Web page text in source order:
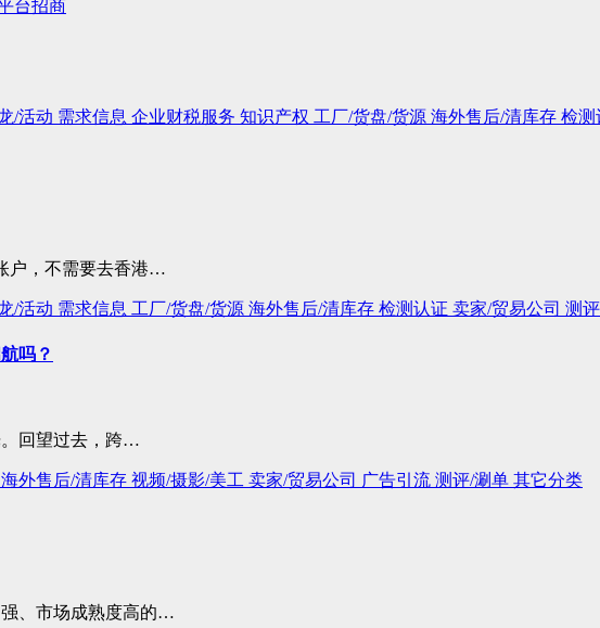
台招商
/活动 需求信息 企业财税服务 知识产权 工厂/货盘/货源 海外售后/清库存 检
户，不需要去香港…
/活动 需求信息 工厂/货盘/货源 海外售后/清库存 检测认证 卖家/贸易公司 测
吗？
。回望过去，跨…
海外售后/清库存 视频/摄影/美工 卖家/贸易公司 广告引流 测评/涮单 其它分类
、市场成熟度高的…